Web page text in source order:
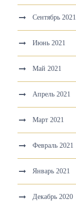
Сентябрь 2021
Июнь 2021
Май 2021
Апрель 2021
Март 2021
Февраль 2021
Январь 2021
Декабрь 2020